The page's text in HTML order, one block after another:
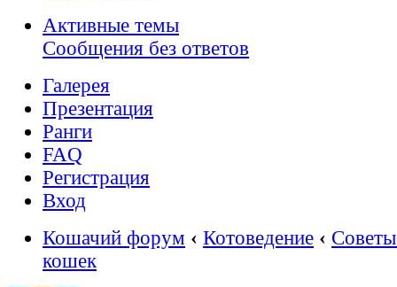
Активные темы
Сообщения без ответов
Галерея
Презентация
Ранги
FAQ
Регистрация
Вход
Кошачий форум ‹ Котоведение ‹
кошек